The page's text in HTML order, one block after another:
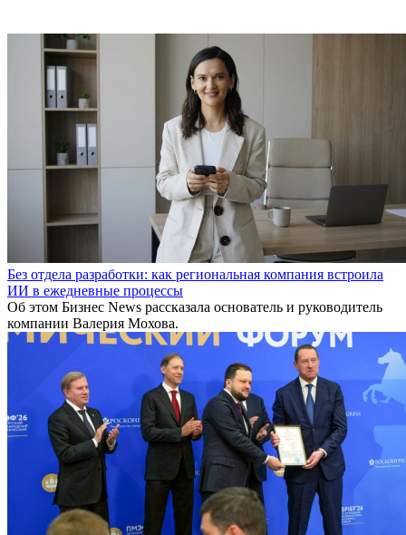
Без отдела разработки: как региональная компания встроила
ИИ в ежедневные процессы
Об этом Бизнес News рассказала основатель и руководитель
компании Валерия Мохова.